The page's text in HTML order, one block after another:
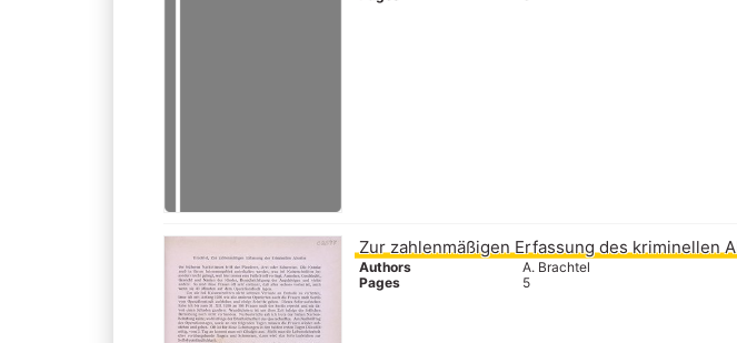
Zur zahlenmäßigen Erfassung des kriminellen
Authors
A. Brachtel
Pages
5